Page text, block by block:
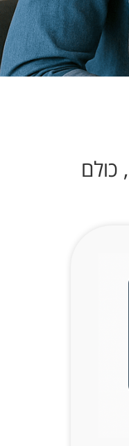
, כולם